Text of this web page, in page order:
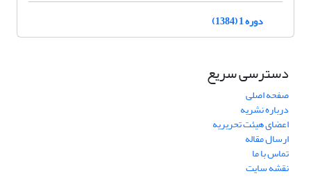
دوره 1 (1384)
دسترسی سریع
صفحه اصلی
درباره نشریه
اعضای هیئت تحریریه
ارسال مقاله
تماس با ما
نقشه سایت